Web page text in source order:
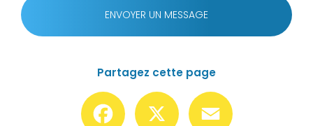
ENVOYER UN MESSAGE
Partagez cette page
Facebook